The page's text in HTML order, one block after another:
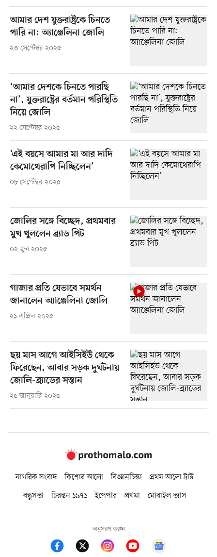
আমার দেশ যুক্তরাষ্ট্রকে চিনতে
পারি না: অ্যাঞ্জেলিনা জোলি
২৩ সেপ্টেম্বর ২০২৫
‘আমার দেশকে চিনতে পারছি
না’, যুক্তরাষ্ট্রের বর্তমান পরিস্থিতি
নিয়ে জোলি
২২ সেপ্টেম্বর ২০২৫
‘এই বয়সে আমার মা আর দাদি
কেমোথেরাপি নিচ্ছিলেন’
০৮ সেপ্টেম্বর ২০২৫
জোলির সঙ্গে বিচ্ছেদ, প্রথমবার
মুখ খুললেন ব্র্যাড পিট
০২ জুন ২০২৫
গাজার প্রতি যেভাবে সমর্থন
জানালেন অ্যাঞ্জেলিনা জোলি
২১ এপ্রিল ২০২৫
ছয় মাস আগে আইসিইউ থেকে
ফিরেছেন, আবার সড়ক দুর্ঘটনায়
জোলি-ব্র্যাডের সন্তান
২৫ জানুয়ারি ২০২৫
নাগরিক সংবাদ কিশোর আলো বিজ্ঞানচিন্তা
প্রথম আলো ট্রাস্ট
বন্ধুসভা
চিরন্তন ১৯৭১ ইপেপার প্রথমা মোবাইল ভ্যাস
অনুসরণ করুন